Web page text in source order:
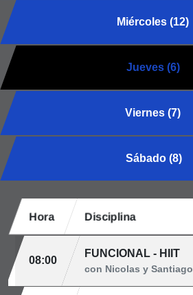
Miércoles (12)
Jueves (6)
Viernes (7)
Sábado (8)
Hora Disciplina
08:00
FUNCIONAL - HIIT
con Nicolas y Santiago